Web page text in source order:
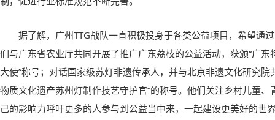
据了解，广州TTG战队一直积极投身于各类公益项目，希望通
们与广东省农业厅共同开展了推广广东荔枝的公益活动，获颁“广
大使”称号；对话国家级苏灯非遗传承人，并与北京非遗文化研究院
物质文化遗产苏州灯制作技艺守护官”的称号。他们关注乡村儿童
己的影响力呼吁更多的人参与到公益当中来，一起建设更美好的世